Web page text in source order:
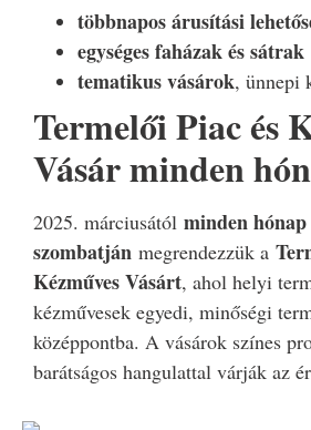
többnapos árusítási
egységes faházak és sátrak
tematikus vásárok, ünnepi
Termelői Piac és
Vásár minden
2025. márciusától minden
szombatján megrendezzük a
Kézműves Vásárt, ahol helyi
kézművesek egyedi, minőségi
középpontba. A vásárok színes
barátságos hangulattal várják az